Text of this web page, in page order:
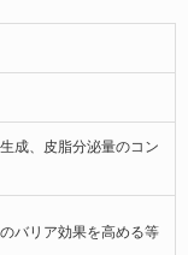
成、皮脂分泌量のコン
バリア効果を高める等